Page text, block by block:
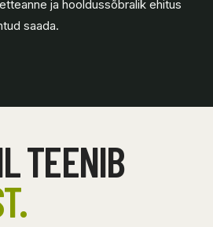
ja hooldussõbralik ehitus
saada.
TEENIB